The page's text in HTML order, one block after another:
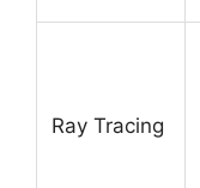
Ray Tracing